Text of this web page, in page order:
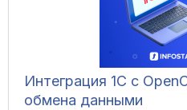
Интеграция 1С с
обмена данными